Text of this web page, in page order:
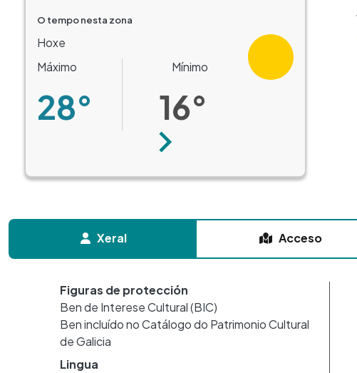
O tempo nesta zona
Hoxe
Máximo
28°
Mínimo
16°
Seguinte
Xeral Acceso
Figuras de protección
Ben de Interese Cultural (BIC)
Ben incluído no Catálogo do Patrimonio Cultural
de Galicia
Lingua